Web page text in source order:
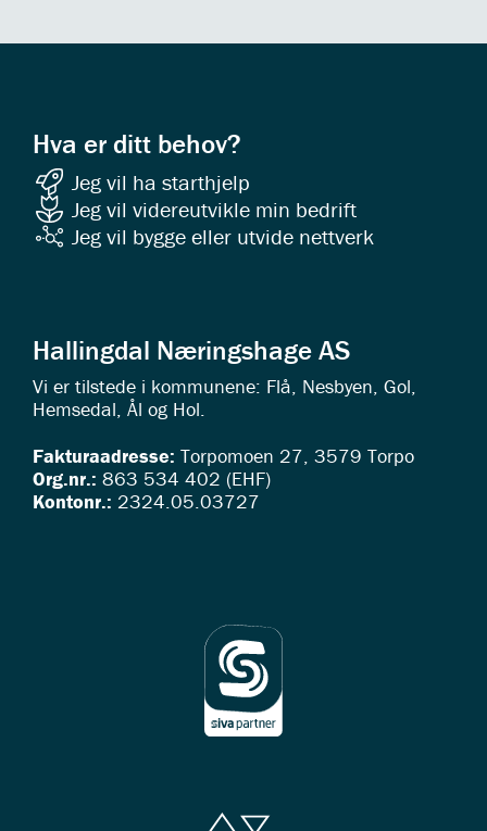
Hva er ditt behov?
Jeg vil ha starthjelp
Jeg vil videreutvikle min bedrift
Jeg vil bygge eller utvide nettverk
Hallingdal Næringshage AS
Vi er tilstede i kommunene: Flå, Nesbyen, Gol,
Hemsedal, Ål og Hol.
Fakturaadresse: Torpomoen 27, 3579 Torpo
Org.nr.: 863 534 402 (EHF)
Kontonr.: 2324.05.03727